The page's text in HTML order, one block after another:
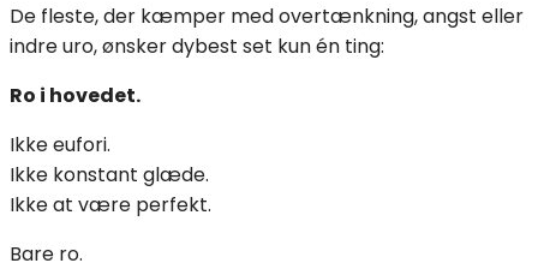
De fleste, der kæmper med overtænkning, angst eller
indre uro, ønsker dybest set kun én ting:
Ro i hovedet.
Ikke eufori.
Ikke konstant glæde.
Ikke at være perfekt.
Bare ro.